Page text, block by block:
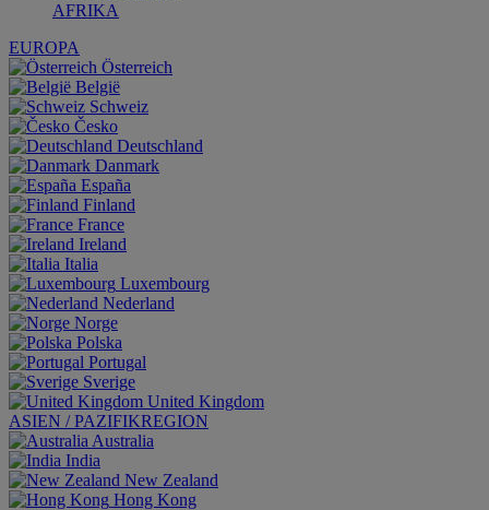
AFRIKA
EUROPA
Österreich
België
Schweiz
Česko
Deutschland
Danmark
España
Finland
France
Ireland
Italia
Luxembourg
Nederland
Norge
Polska
Portugal
Sverige
United Kingdom
ASIEN / PAZIFIKREGION
Australia
India
New Zealand
Hong Kong